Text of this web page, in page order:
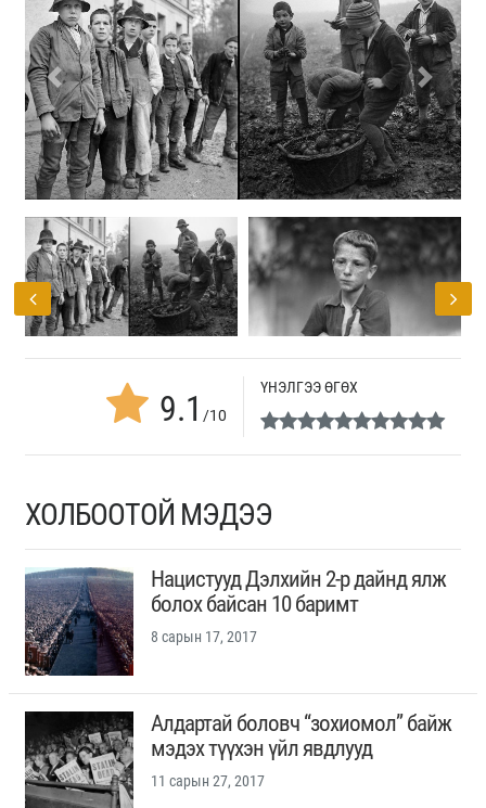
Previous Next
9.1 /10
ҮНЭЛГЭЭ ӨГӨХ
ХОЛБООТОЙ МЭДЭЭ
Нацистууд Дэлхийн 2-р дайнд ялж
болох байсан 10 баримт
8 сарын 17, 2017
Алдартай боловч “зохиомол” байж
мэдэх түүхэн үйл явдлууд
11 сарын 27, 2017